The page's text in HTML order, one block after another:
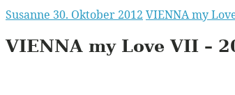
Susanne 30. Oktober 2012 VIENNA my
VIENNA my LoveVII –